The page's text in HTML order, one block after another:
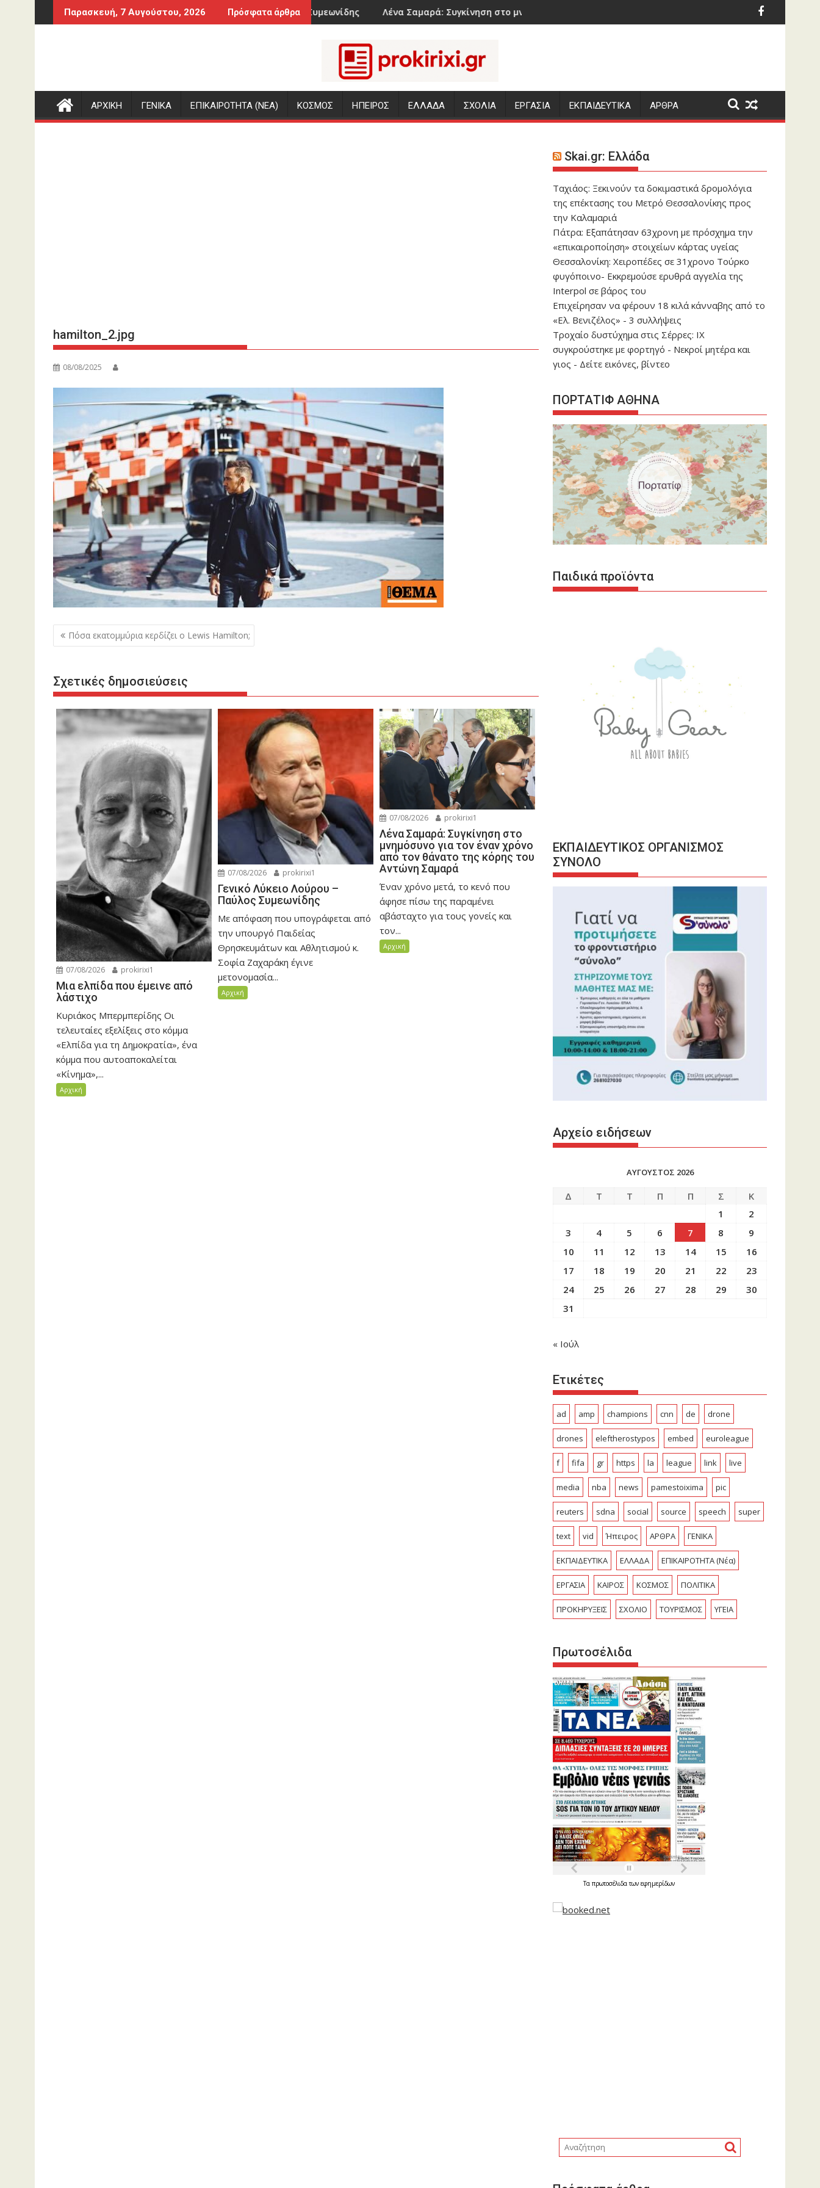
Περάστε
στο
Παρασκευή, 7 Αυγούστου, 2026 Πρόσφατα άρθρα
Γενικό Λύκειο Λούρου – Παύλος Συμεωνίδης Λένα Σαμαρά: Συγκίνηση στο μνημόσυνο για τον έναν χρόνο από τον θάνατο της κόρης του Αντώνη Σαμαρά
Η μεγαλύτερη τιμή στη μνήμη των νεκρών πυροσβεστών και
Στις 9
ΑΡΧΙΚΗ ΓΕΝΙΚΑ ΕΠΙΚΑΙΡΟΤΗΤΑ (ΝΕΑ) ΚΟΣΜΟΣ ΗΠΕΙΡΟΣ ΕΛΛΑΔΑ ΣΧΟΛΙΑ ΕΡΓΑΣΙΑ ΕΚΠΑΙΔΕΥΤΙΚΑ ΑΡΘΡΑ
hamilton_2.jpg
08/08/2025
Πλοήγηση
άρθρων
Πόσα εκατομμύρια κερδίζει ο Lewis Hamilton;
Σχετικές δημοσιεύσεις
07/08/2026 prokirixi1
Μια ελπίδα που έμεινε από
λάστιχο
Κυριάκος Μπερμπερίδης Οι
τελευταίες εξελίξεις στο κόμμα
«Ελπίδα για τη Δημοκρατία», ένα
κόμμα που αυτοαποκαλείται
«Κίνημα»,...
Αρχική
07/08/2026 prokirixi1
Γενικό Λύκειο Λούρου –
Παύλος Συμεωνίδης
Με απόφαση που υπογράφεται από
την υπουργό Παιδείας
Θρησκευμάτων και Αθλητισμού κ.
Σοφία Ζαχαράκη έγινε
μετονομασία...
Αρχική
07/08/2026 prokirixi1
Λένα Σαμαρά: Συγκίνηση στο
μνημόσυνο για τον έναν χρόνο
από τον θάνατο της κόρης του
Αντώνη Σαμαρά
Έναν χρόνο μετά, το κενό που
άφησε πίσω της παραμένει
αβάσταχτο για τους γονείς και
τον...
Αρχική
Skai.gr: Ελλάδα
Ταχιάος: Ξεκινούν τα δοκιμαστικά δρομολόγια
της επέκτασης του Μετρό Θεσσαλονίκης προς
την Καλαμαριά
Πάτρα: Εξαπάτησαν 63χρονη με πρόσχημα την
«επικαιροποίηση» στοιχείων κάρτας υγείας
Θεσσαλονίκη: Χειροπέδες σε 31χρονο Τούρκο
φυγόποινο- Εκκρεμούσε ερυθρά αγγελία της
Interpol σε βάρος του
Επιχείρησαν να φέρουν 18 κιλά κάνναβης από το
«Ελ. Βενιζέλος» - 3 συλλήψεις
Τροχαίο δυστύχημα στις Σέρρες: ΙΧ
συγκρούστηκε με φορτηγό - Νεκροί μητέρα και
γιος - Δείτε εικόνες, βίντεο
ΠΟΡΤΑΤΙΦ ΑΘΗΝΑ
Παιδικά προϊόντα
ΕΚΠΑΙΔΕΥΤΙΚΟΣ ΟΡΓΑΝΙΣΜΟΣ
ΣΥΝΟΛΟ
Αρχείο ειδήσεων
ΑΥΓΟΥΣΤΟΣ 2026
Δ Τ Τ Π Π Σ
Κ
1
2
3
4 5 6 7 8
9
10
11 12 13 14 15
16
17
18 19 20 21 22
23
24
25 26 27 28 29
30
31
« Ιούλ
Ετικέτες
ad amp champions cnn de drone
drones eleftherostypos embed euroleague
f fifa gr https la league link live
media nba news pamestoixima pic
reuters sdna social source speech super
text vid Ήπειρος ΑΡΘΡΑ ΓΕΝΙΚΑ
ΕΚΠΑΙΔΕΥΤΙΚΑ ΕΛΛΑΔΑ ΕΠΙΚΑΙΡΟΤΗΤΑ (Νέα)
ΕΡΓΑΣΙΑ ΚΑΙΡΟΣ ΚΟΣΜΟΣ ΠΟΛΙΤΙΚΑ
ΠΡΟΚΗΡΥΞΕΙΣ ΣΧΟΛΙΟ ΤΟΥΡΙΣΜΟΣ ΥΓΕΙΑ
Πρωτοσέλιδα
Τα πρωτοσέλιδατων εφημερίδων